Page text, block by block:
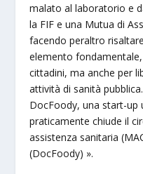
malato al laboratorio e
la FIF e una Mutua di
facendo peraltro
elemento
cittadini, ma anche per
attività di sanità
DocFoody, una start-up
praticamente chiude il
assistenza sanitaria
(DocFoody) ».